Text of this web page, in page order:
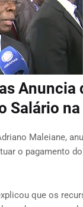
Anuncia
Salário
Maleiane,
o pagamento
que os